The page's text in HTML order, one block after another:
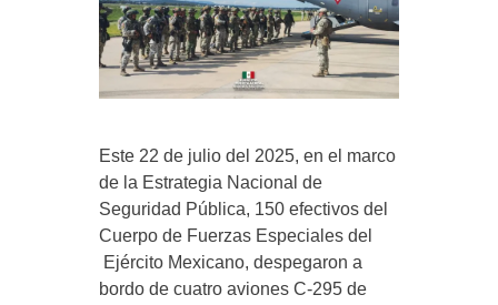
Este 22 de julio del 2025, en el marco
de la Estrategia Nacional de
Seguridad Pública, 150 efectivos del
Cuerpo de Fuerzas Especiales del
Ejército Mexicano, despegaron a
bordo de cuatro aviones C-295 de